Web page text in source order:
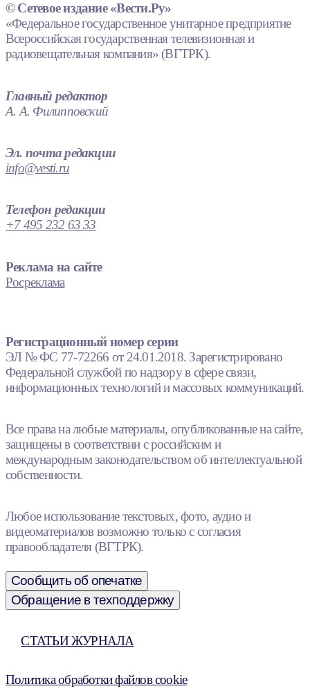
© Сетевое издание «Вести.Ру»
«Федеральное государственное унитарное предприятие
Всероссийская государственная телевизионная и
радиовещательная компания» (ВГТРК).
Главный редактор
А. А. Филипповский
Эл. почта редакции
info@vesti.ru
Телефон редакции
+7 495 232 63 33
Реклама на сайте
Росреклама
Регистрационный номер серии
ЭЛ № ФС 77-72266 от 24.01.2018. Зарегистрировано
Федеральной службой по надзору в сфере связи,
информационных технологий и массовых коммуникаций.
Все права на любые материалы, опубликованные на сайте,
защищены в соответствии с российским и
международным законодательством об интеллектуальной
собственности.
Любое использование текстовых, фото, аудио и
видеоматериалов возможно только с согласия
правообладателя (ВГТРК).
Сообщить об опечатке
Обращение в техподдержку
СТАТЬИ ЖУРНАЛА
Политика обработки файлов cookie